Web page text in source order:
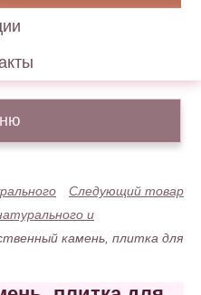
Следующий товар
и
камень, плитка для